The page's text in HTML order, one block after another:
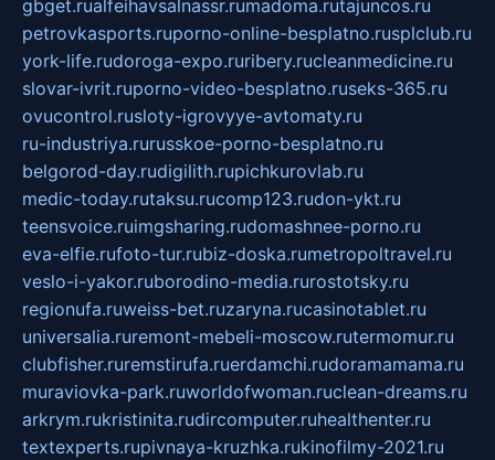
gbget.rualfeihavsalnassr.rumadoma.rutajuncos.ru
petrovkasports.ruporno-online-besplatno.rusplclub.ru
york-life.rudoroga-expo.ruribery.rucleanmedicine.ru
slovar-ivrit.ruporno-video-besplatno.ruseks-365.ru
ovucontrol.rusloty-igrovyye-avtomaty.ru
ru-industriya.rurusskoe-porno-besplatno.ru
belgorod-day.rudigilith.rupichkurovlab.ru
medic-today.rutaksu.rucomp123.rudon-ykt.ru
teensvoice.ruimgsharing.rudomashnee-porno.ru
eva-elfie.rufoto-tur.rubiz-doska.rumetropoltravel.ru
veslo-i-yakor.ruborodino-media.rurostotsky.ru
regionufa.ruweiss-bet.ruzaryna.rucasinotablet.ru
universalia.ruremont-mebeli-moscow.rutermomur.ru
clubfisher.ruremstirufa.ruerdamchi.rudoramamama.ru
muraviovka-park.ruworldofwoman.ruclean-dreams.ru
arkrym.rukristinita.rudircomputer.ruhealthenter.ru
textexperts.rupivnaya-kruzhka.rukinofilmy-2021.ru